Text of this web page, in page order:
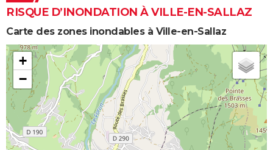
RISQUE D’INONDATION À VILLE-EN-SALLAZ
Carte des zones inondables à Ville-en-Sallaz
+
−